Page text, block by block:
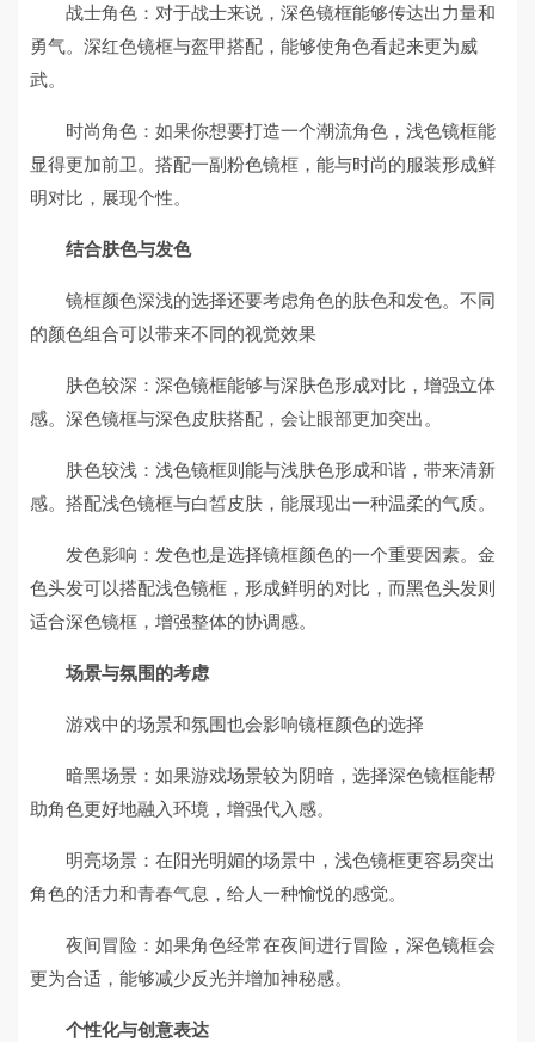
战士角色：对于战士来说，深色镜框能够传达出力量和
勇气。深红色镜框与盔甲搭配，能够使角色看起来更为威
武。
时尚角色：如果你想要打造一个潮流角色，浅色镜框能
显得更加前卫。搭配一副粉色镜框，能与时尚的服装形成鲜
明对比，展现个性。
结合肤色与发色
镜框颜色深浅的选择还要考虑角色的肤色和发色。不同
的颜色组合可以带来不同的视觉效果
肤色较深：深色镜框能够与深肤色形成对比，增强立体
感。深色镜框与深色皮肤搭配，会让眼部更加突出。
肤色较浅：浅色镜框则能与浅肤色形成和谐，带来清新
感。搭配浅色镜框与白皙皮肤，能展现出一种温柔的气质。
发色影响：发色也是选择镜框颜色的一个重要因素。金
色头发可以搭配浅色镜框，形成鲜明的对比，而黑色头发则
适合深色镜框，增强整体的协调感。
场景与氛围的考虑
游戏中的场景和氛围也会影响镜框颜色的选择
暗黑场景：如果游戏场景较为阴暗，选择深色镜框能帮
助角色更好地融入环境，增强代入感。
明亮场景：在阳光明媚的场景中，浅色镜框更容易突出
角色的活力和青春气息，给人一种愉悦的感觉。
夜间冒险：如果角色经常在夜间进行冒险，深色镜框会
更为合适，能够减少反光并增加神秘感。
个性化与创意表达